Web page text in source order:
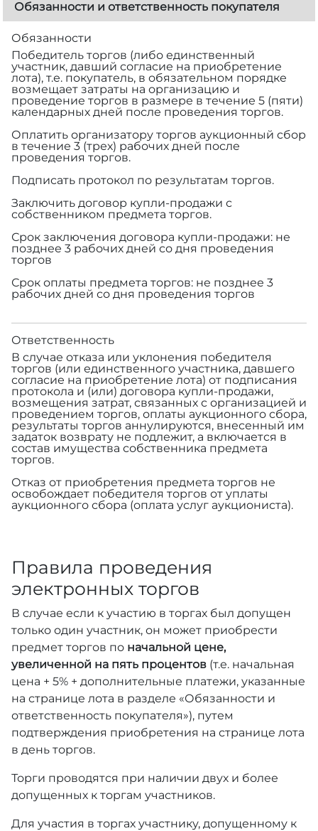
Обязанности и ответственность покупателя
Обязанности
Победитель торгов (либо единственный
участник, давший согласие на приобретение
лота), т.е. покупатель, в обязательном порядке
возмещает затраты на организацию и
проведение торгов в размере в течение 5 (пяти)
календарных дней после проведения торгов.
Оплатить организатору торгов аукционный сбор
в течение 3 (трех) рабочих дней после
проведения торгов.
Подписать протокол по результатам торгов.
Заключить договор купли-продажи с
собственником предмета торгов.
Срок заключения договора купли-продажи: не
позднее 3 рабочих дней со дня проведения
торгов
Срок оплаты предмета торгов: не позднее 3
рабочих дней со дня проведения торгов
Ответственность
В случае отказа или уклонения победителя
торгов (или единственного участника, давшего
согласие на приобретение лота) от подписания
протокола и (или) договора купли-продажи,
возмещения затрат, связанных с организацией и
проведением торгов, оплаты аукционного сбора,
результаты торгов аннулируются, внесенный им
задаток возврату не подлежит, а включается в
состав имущества собственника предмета
торгов.
Отказ от приобретения предмета торгов не
освобождает победителя торгов от уплаты
аукционного сбора (оплата услуг аукциониста).
Правила проведения
электронных торгов
В случае если к участию в торгах был допущен
только один участник, он может приобрести
предмет торгов по начальной цене,
увеличенной на пять процентов (т.е. начальная
цена + 5% + дополнительные платежи, указанные
на странице лота в разделе «Обязанности и
ответственность покупателя»), путем
подтверждения приобретения на странице лота
в день торгов.
Торги проводятся при наличии двух и более
допущенных к торгам участников.
Для участия в торгах участнику, допущенному к